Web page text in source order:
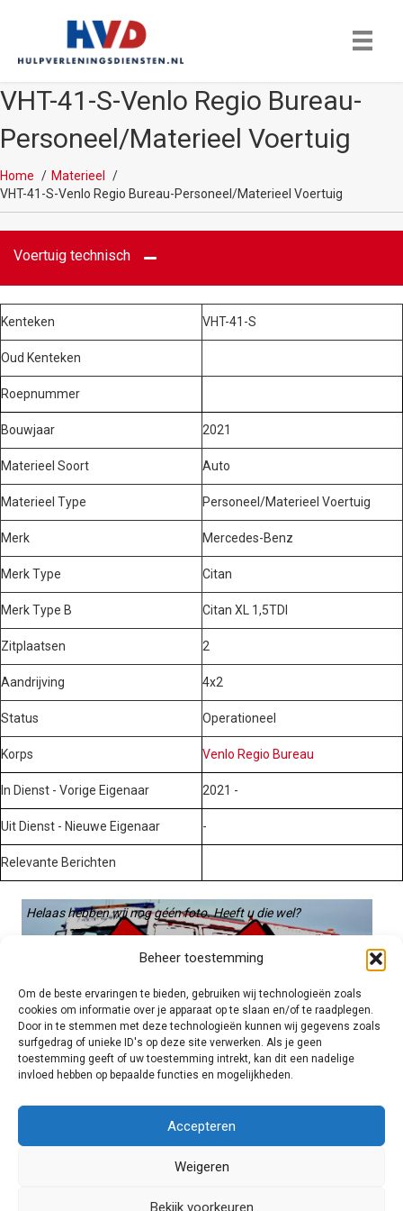
Beheer toestemming
Om de beste ervaringen te bieden, gebruiken wij technologieën zoals
cookies om informatie over je apparaat op te slaan en/of te raadplegen.
Door in te stemmen met deze technologieën kunnen wij gegevens zoals
surfgedrag of unieke ID's op deze site verwerken. Als je geen
toestemming geeft of uw toestemming intrekt, kan dit een nadelige
invloed hebben op bepaalde functies en mogelijkheden.
Accepteren
Weigeren
Bekijk voorkeuren
VHT-41-S-Venlo Regio Bureau-
Personeel/Materieel Voertuig
Home
Materieel
VHT-41-S-Venlo Regio Bureau-Personeel/Materieel Voertuig
Voertuig technisch
Kenteken VHT-41-S
Oud Kenteken
Roepnummer
Bouwjaar 2021
Materieel Soort Auto
Materieel Type Personeel/Materieel Voertuig
Merk Mercedes-Benz
Merk Type Citan
Merk Type B Citan XL 1,5TDI
Zitplaatsen 2
Aandrijving 4x2
Status Operationeel
Korps Venlo Regio Bureau
In Dienst - Vorige Eigenaar 2021 -
Uit Dienst - Nieuwe Eigenaar -
Relevante Berichten
Helaas hebben wij nog géén foto. Heeft u die wel?
Graag gebruiken we die. Stuur hem op naar:
voertuigen@hulpverleningsdiensten.nl